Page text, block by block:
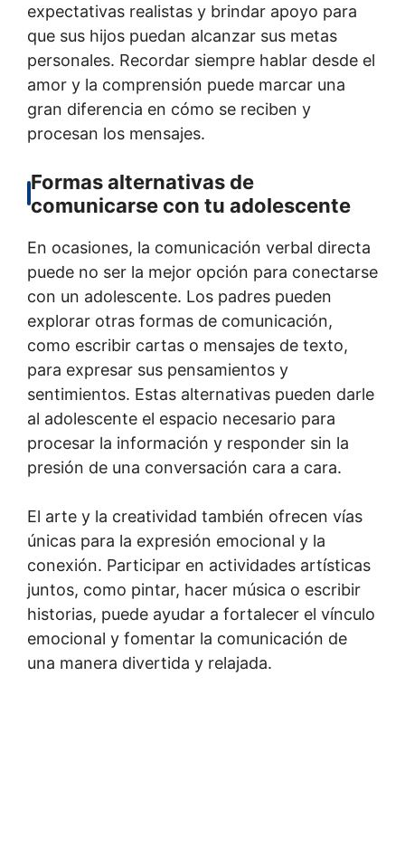
expectativas realistas y brindar apoyo para
que sus hijos puedan alcanzar sus metas
personales. Recordar siempre hablar desde el
amor y la comprensión puede marcar una
gran diferencia en cómo se reciben y
procesan los mensajes.
Formas alternativas de
comunicarse con tu adolescente
En ocasiones, la comunicación verbal directa
puede no ser la mejor opción para conectarse
con un adolescente. Los padres pueden
explorar otras formas de comunicación,
como escribir cartas o mensajes de texto,
para expresar sus pensamientos y
sentimientos. Estas alternativas pueden darle
al adolescente el espacio necesario para
procesar la información y responder sin la
presión de una conversación cara a cara.
El arte y la creatividad también ofrecen vías
únicas para la expresión emocional y la
conexión. Participar en actividades artísticas
juntos, como pintar, hacer música o escribir
historias, puede ayudar a fortalecer el vínculo
emocional y fomentar la comunicación de
una manera divertida y relajada.